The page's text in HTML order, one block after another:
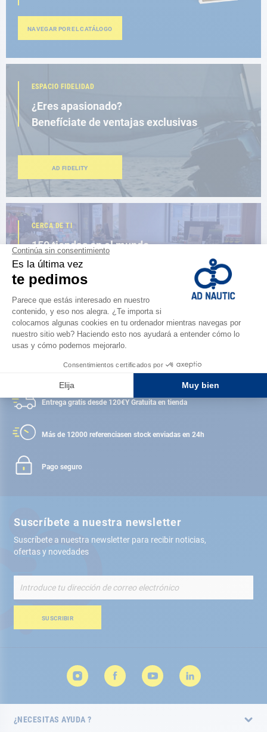
NAVEGAR POR EL CATÁLOGO
ESPACIO FIDELIDAD
¿Eres apasionado?
Benefíciate de ventajas exclusivas
AD FIDELITY
CERCA DE TI
150 tiendas en el mundo,
la fuerza de una red
ENCUENTRA UNA TIENDA
Satisfecho o reembolsado
Entrega gratis desde 120€Y Gratuita en tienda
Más de 12000 referenciasen stock enviadas en 24h
Pago seguro
Suscríbete a nuestra newsletter
Suscríbete a nuestra newsletter para recibir noticias,
ofertas y novedades
nuestro
de
SUSCRIBIR
¿NECESITAS AYUDA ?